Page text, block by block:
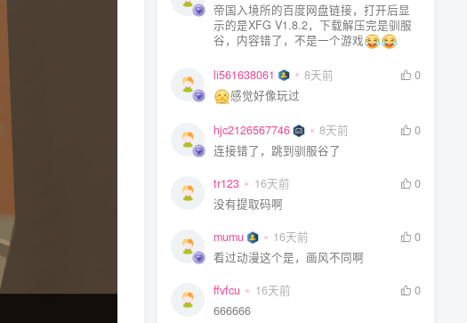
帝国入境所的百度网盘链接，打开后显
示的是XFG V1.8.2，下载解压完是驯服
谷，内容错了，不是一个游戏
li561638061 8天前
0
感觉好像玩过
hjc2126567746 8天前
0
连接错了，跳到驯服谷了
tr123 16天前
0
没有提取码啊
mumu 16天前
0
看过动漫这个是，画风不同啊
ffvfcu 16天前
0
666666